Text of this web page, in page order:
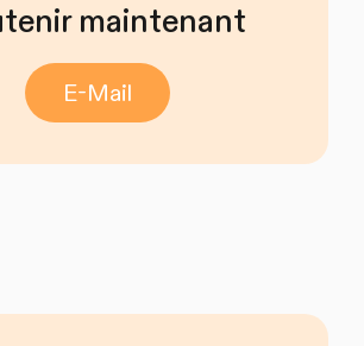
maintenant
E-Mail